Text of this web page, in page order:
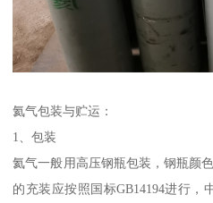
氦气包装与贮运：
1、包装
氦气一般用高压钢瓶包装，钢瓶颜
的充装应按照国标GB14194进行，